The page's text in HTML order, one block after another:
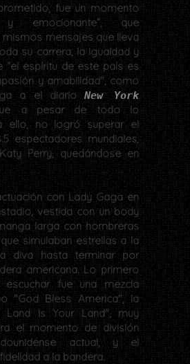
fue un momento
y emocionante”, que
mismos mensajes que lleva
su carrera, la igualdad y
“el espíritu de este país es
y amabilidad", como
a el diarioNew York
a pesar de todo lo
ello, no logró superar el
espectadores mundiales,
Perry, quedándose en
con Lady Gaga en
vestida con un body
larga con hombreras
simulaban estrellas a la
diva hasta terminar por
americana. Lo primero
escuchar fue una mezcla
"God Bless America", la
Land Is Your Land", muy
el momento de división
actual, y el
a la bandera.